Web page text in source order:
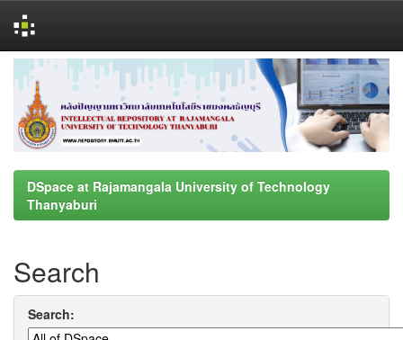
navigation
DSpace at Rajamangala University of Technology
Thanyaburi
Search
Search: